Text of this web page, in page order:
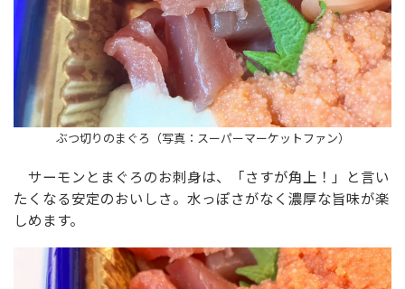
ぶつ切りのまぐろ（写真：スーパーマーケットファン）
サーモンとまぐろのお刺身は、「さすが角上！」と言い
たくなる安定のおいしさ。水っぽさがなく濃厚な旨味が楽
しめます。